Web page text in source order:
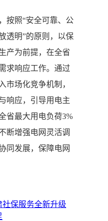
照“安全可靠、公
透明”的原则，以保
产为前提，在全省
求响应工作。通过
市场化竞争机制，
响应，引导用电主
省最大用电负荷3%
断增强电网灵活调
同发展，保障电网
保服务全新升级